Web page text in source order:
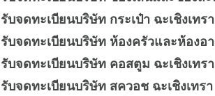
รับจดทะเบียนบริษัท กระเป๋า ฉะเชิงเทรา
รับจดทะเบียนบริษัท ห้องครัวและห้องอา
รับจดทะเบียนบริษัท คอสตูม ฉะเชิงเทรา
รับจดทะเบียนบริษัท สควอช ฉะเชิงเทรา